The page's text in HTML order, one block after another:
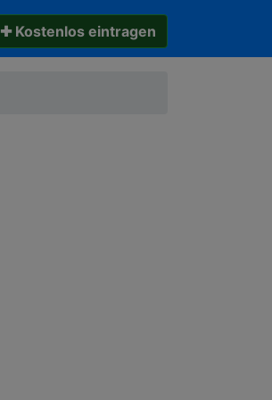
✚ Kostenlos eintragen